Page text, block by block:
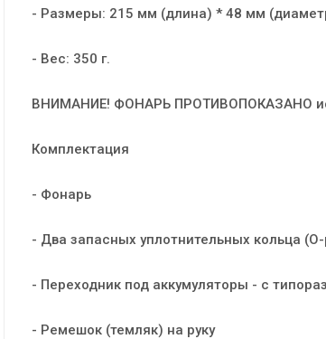
- Размеры: 215 мм (длина) * 48 мм
- Вес: 350 г.
ВНИМАНИЕ! ФОНАРЬ ПРОТИВОПОКАЗАНО
Комплектация
- Фонарь
- Два запасных уплотнительных кольца (О-
- Переходник под аккумуляторы - с
- Ремешок (темляк) на руку